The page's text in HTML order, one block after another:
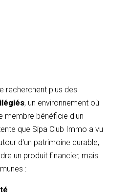
recherchent plus des
, un environnement où
membre bénéficie d'un
que Sipa Club Immo a vu
d'un patrimoine durable,
un produit financier, mais
: